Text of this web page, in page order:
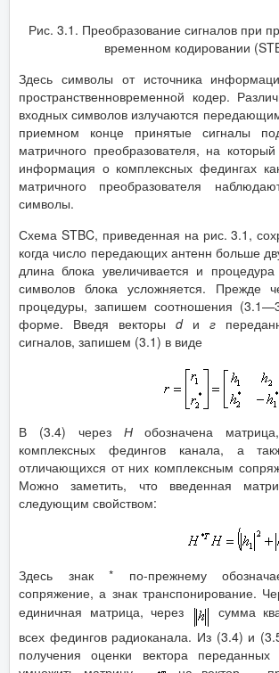
Рис. 3.1. Преобразование сигналов при
временном кодировании
Здесь символы от источника
пространственновременной кодер.
входных символов излучаются
приемном конце принятые сигналы
матричного преобразователя, на
информация о комплексных федингах
матричного преобразователя
символы.
Схема STBC, приведенная на рис. 3.1,
когда число передающих антенн больше
длина блока увеличивается и
символов блока усложняется. Прежде
процедуры, запишем соотношения
форме. Введя векторы dи г
сигналов, запишем (3.1) в виде
В (3.4) через Нобозначена
комплексных федингов канала, а
отличающихся от них комплексным
Можно заметить, что введенная
следующим свойством:
Здесь знак * по-прежнему
сопряжение, а знак транспонирование.
единичная матрица, через
сумма
всех федингов радиоканала. Из (3.4) и
получения оценки вектора